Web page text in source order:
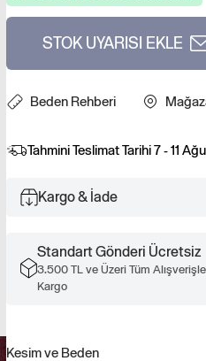
STOK UYARISI EKLE
Beden Rehberi
Tahmini Teslimat Tarihi7 - 11
Kargo & İade
Standart Gönderi Ücretsiz
3.500 TL ve Üzeri Tüm
Kargo
Kesim ve Beden